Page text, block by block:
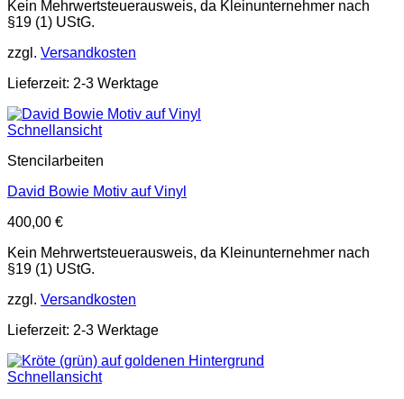
Kein Mehrwertsteuerausweis, da Kleinunternehmer nach
§19 (1) UStG.
zzgl. Versandkosten
Lieferzeit: 2-3 Werktage
Schnellansicht
Stencilarbeiten
David Bowie Motiv auf Vinyl
400,00 €
Kein Mehrwertsteuerausweis, da Kleinunternehmer nach
§19 (1) UStG.
zzgl. Versandkosten
Lieferzeit: 2-3 Werktage
Schnellansicht